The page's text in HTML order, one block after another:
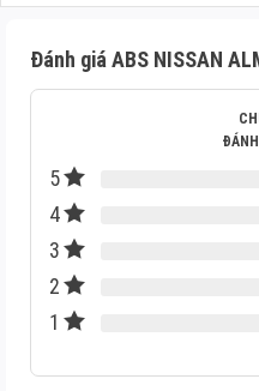
Đánh giá ABS NISSAN
5
4
3
2
1